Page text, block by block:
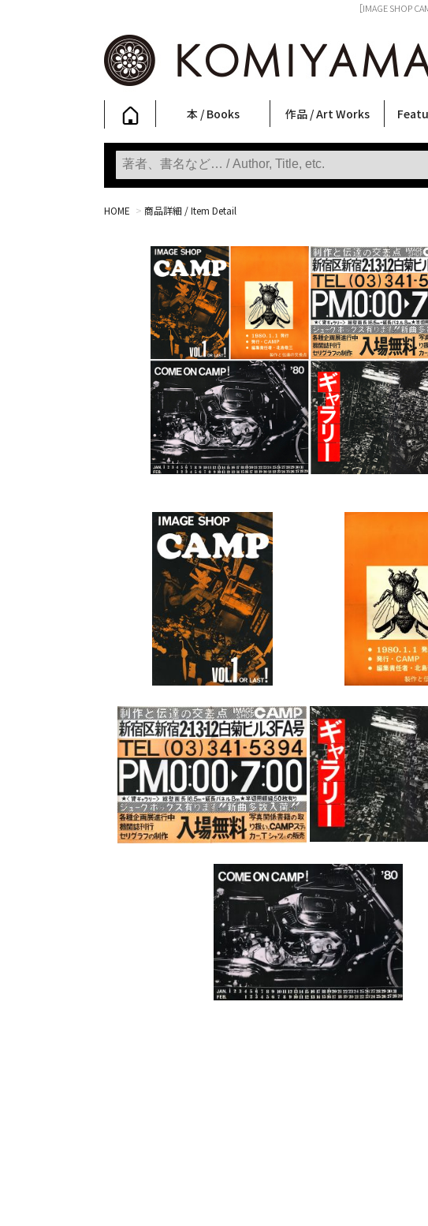
［IMAGE SHOP
本 / Books
写真集
Photobooks
ファッション
Fashion
アート / 美術
Art
文学・人文
Literature & Humanities
日本文化
Japanese Culture
新刊
New Books
SALE
SALE
作品 / Art Works
フォトグラフィー
Photography
ポスター
Posters
ストリートアート
Street Art
立体・その他
Sculptures / etc
アートワークス
Art Works
Primary Artworks
KOMIYAMA TOKYO ART LABEL
版画
Prints
稲嶺
村田
丸岡
Rico
キム
菅谷
柴田
内藤
CHRIS
三島
天野
森山
春川
須藤
大西
三島剛
北島
佐伯
横尾
林月光
大類信
二本
秋赤音
内藤
HOME > 商品詳細 / Item Detail